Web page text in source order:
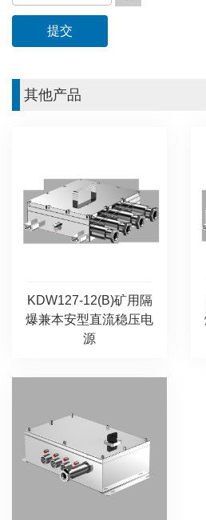
其他产品
KDW127-12(B)矿用隔
爆兼本安型直流稳压电
源